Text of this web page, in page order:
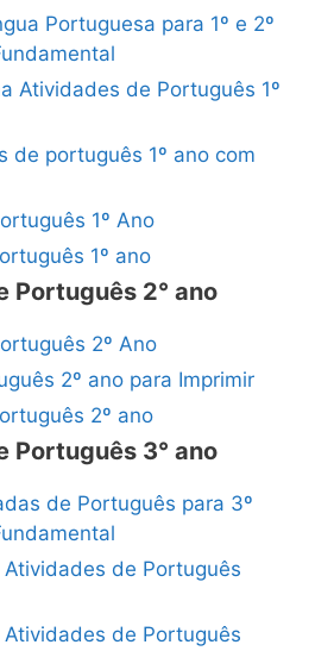
Portuguesa para 1º e 2º
Atividades de Português 1º
de português 1º ano com
1º Ano
1º ano
Português 2° ano
2º Ano
2º ano para Imprimir
2º ano
Português 3° ano
de Português para 3º
Atividades de Português
Atividades de Português